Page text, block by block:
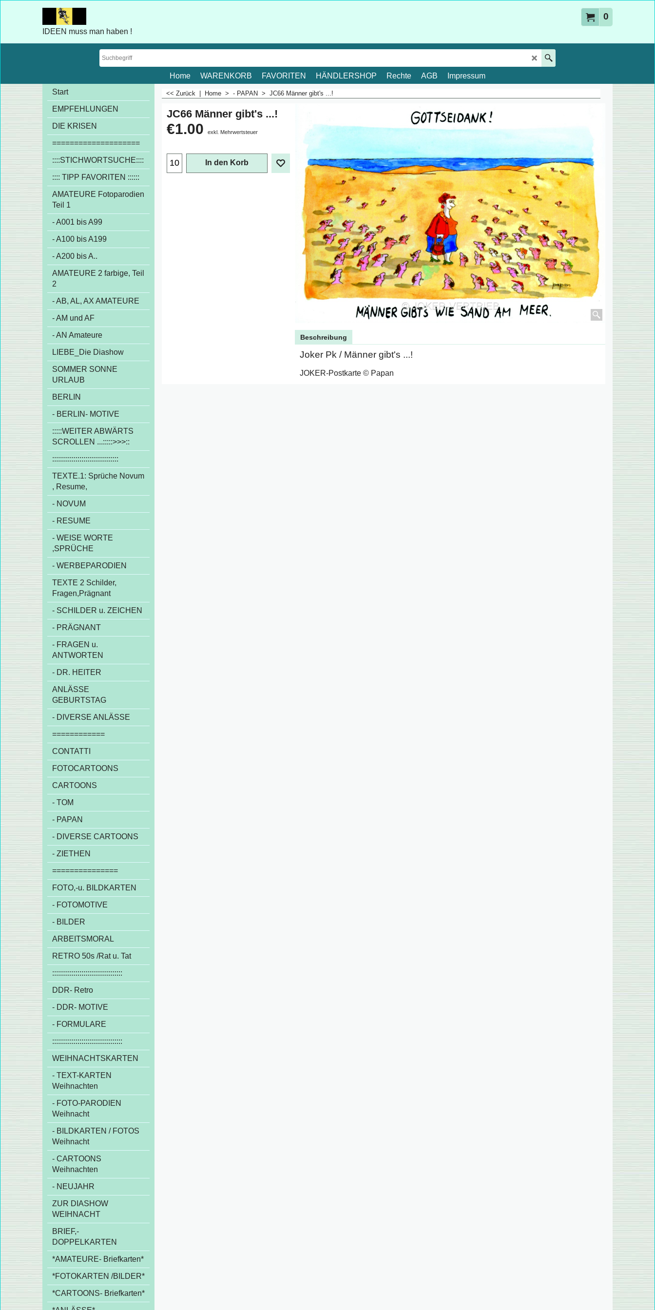
0
IDEEN muss man haben !
Home WARENKORB FAVORITEN HÄNDLERSHOP Rechte AGB
Impressum
Start
EMPFEHLUNGEN
DIE KRISEN
====================
::::STICHWORTSUCHE::::
:::: TIPP FAVORITEN ::::::
AMATEURE Fotoparodien
Teil 1
- A001 bis A99
- A100 bis A199
- A200 bis A..
AMATEURE 2 farbige, Teil
2
- AB, AL, AX AMATEURE
- AM und AF
- AN Amateure
LIEBE_Die Diashow
SOMMER SONNE
URLAUB
BERLIN
- BERLIN- MOTIVE
:::::WEITER ABWÄRTS
SCROLLEN ...:::::>>>::
::::::::::::::::::::::::::::::::::
TEXTE.1: Sprüche Novum
, Resume,
- NOVUM
- RESUME
- WEISE WORTE
,SPRÜCHE
- WERBEPARODIEN
TEXTE 2 Schilder,
Fragen,Prägnant
- SCHILDER u. ZEICHEN
- PRÄGNANT
- FRAGEN u.
ANTWORTEN
- DR. HEITER
ANLÄSSE
GEBURTSTAG
- DIVERSE ANLÄSSE
============
CONTATTI
FOTOCARTOONS
CARTOONS
- TOM
- PAPAN
- DIVERSE CARTOONS
- ZIETHEN
===============
FOTO,-u. BILDKARTEN
- FOTOMOTIVE
- BILDER
ARBEITSMORAL
RETRO 50s /Rat u. Tat
::::::::::::::::::::::::::::::::::::
DDR- Retro
- DDR- MOTIVE
- FORMULARE
::::::::::::::::::::::::::::::::::::
WEIHNACHTSKARTEN
- TEXT-KARTEN
Weihnachten
- FOTO-PARODIEN
Weihnacht
- BILDKARTEN / FOTOS
Weihnacht
- CARTOONS
Weihnachten
- NEUJAHR
ZUR DIASHOW
WEIHNACHT
BRIEF,-
DOPPELKARTEN
*AMATEURE- Briefkarten*
*FOTOKARTEN /BILDER*
*CARTOONS- Briefkarten*
<< Zurück Home > - PAPAN > JC66 Männer gibt's ...!
JC66 Männer gibt's ...!
€1.00 exkl. Mehrwertsteuer
In den Korb
Beschreibung
Joker Pk / Männer gibt's ...!
JOKER-Postkarte © Papan